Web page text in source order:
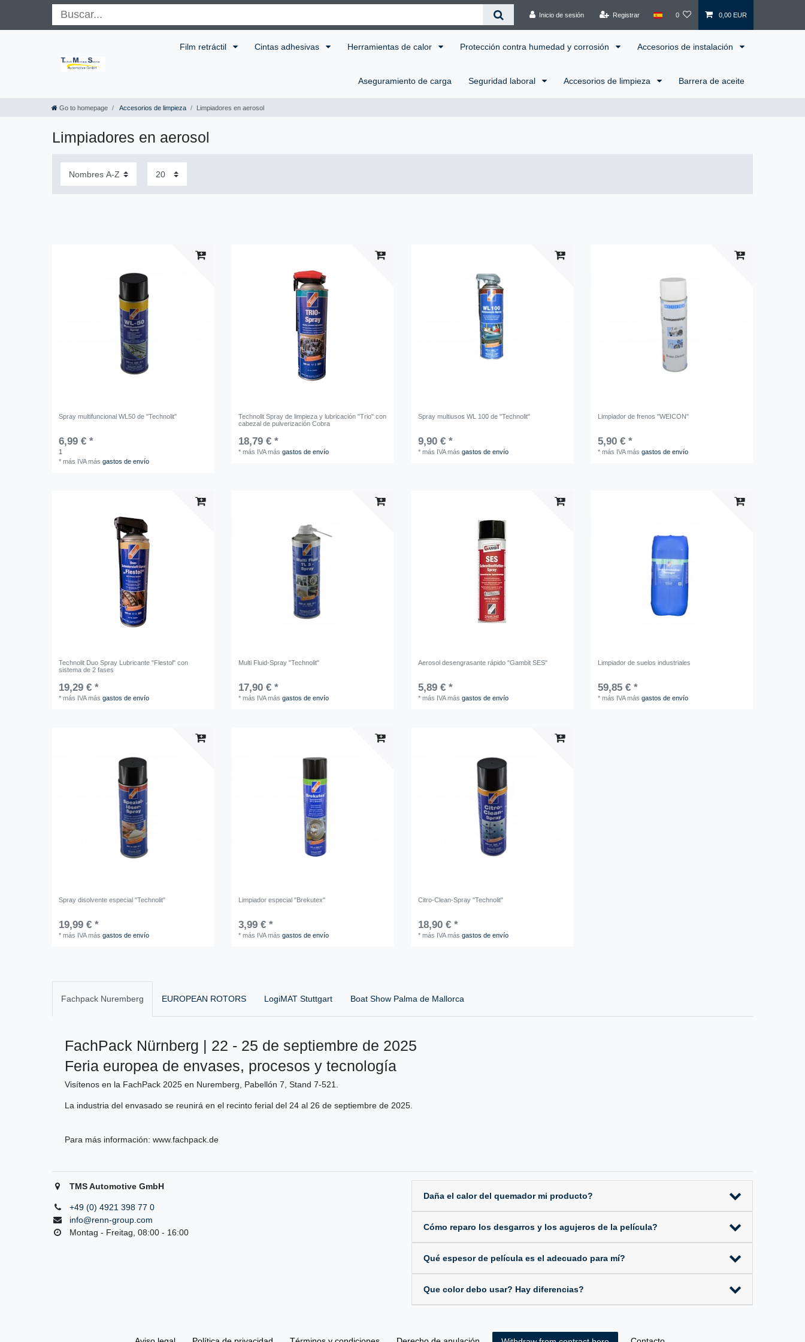
Inicio de sesión Registrar 0 0,00 EUR
Film retráctil Cintas adhesivas Herramientas de calor Protección contra humedad y corrosión Accesorios de instalación
Aseguramiento de carga Seguridad laboral Accesorios de limpieza Barrera de aceite
Go to homepage Accesorios de limpieza Limpiadores en aerosol
Limpiadores en aerosol
Spray multifuncional WL50 de "Technolit"
6,99 € *
1
*más IVAmásgastos de envío
Technolit Spray de limpieza y lubricación "Trio" con
cabezal de pulverización Cobra
18,79 € *
*más IVAmásgastos de envío
Spray multiusos WL 100 de "Technolit"
9,90 € *
*más IVAmásgastos de envío
Limpiador de frenos "WEICON"
5,90 € *
*más IVAmásgastos de envío
Technolit Duo Spray Lubricante "Flestol" con
sistema de 2 fases
19,29 € *
*más IVAmásgastos de envío
Multi Fluid-Spray "Technolit"
17,90 € *
*más IVAmásgastos de envío
Aerosol desengrasante rápido "Gambit SES"
5,89 € *
*más IVAmásgastos de envío
Limpiador de suelos industriales
59,85 € *
*más IVAmásgastos de envío
Spray disolvente especial "Technolit"
19,99 € *
*más IVAmásgastos de envío
Limpiador especial "Brekutex"
3,99 € *
*más IVAmásgastos de envío
Citro-Clean-Spray "Technolit"
18,90 € *
*más IVAmásgastos de envío
Fachpack Nuremberg EUROPEAN ROTORS LogiMAT Stuttgart Boat Show Palma de Mallorca
FachPack Nürnberg | 22 - 25 de septiembre de 2025
Feria europea de envases, procesos y tecnología
Visítenos en la FachPack 2025 en Nuremberg, Pabellón 7, Stand 7-521.
La industria del envasado se reunirá en el recinto ferial del 24 al 26 de septiembre de 2025.
Para más información: www.fachpack.de
TMS Automotive GmbH
+49 (0) 4921 398 77 0
info@renn-group.com
Montag - Freitag, 08:00 - 16:00
Daña el calor del quemador mi producto?
Cómo reparo los desgarros y los agujeros de la película?
Qué espesor de película es el adecuado para mí?
Que color debo usar? Hay diferencias?